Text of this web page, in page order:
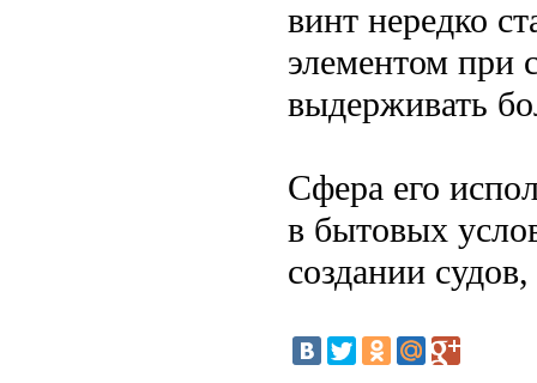
винт нередко
элементом при
выдерживать
Сфера его
в бытовых
создании